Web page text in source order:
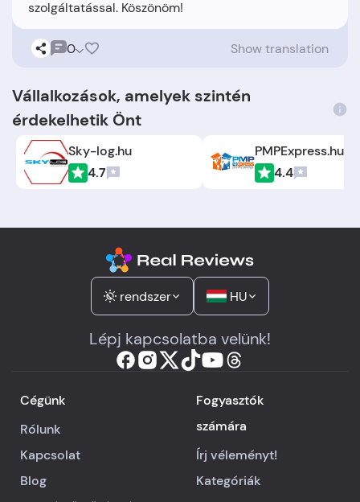
0 Show translation
Vállalkozások, amelyek szintén
érdekelhetik Önt
Sky-log.hu
4.7
PMPExpress.hu
4.4
rendszer HU
Lépj kapcsolatba velünk!
Cégünk
Rólunk
Kapcsolat
Blog
Fogyasztók
számára
Írj véleményt!
Kategóriák